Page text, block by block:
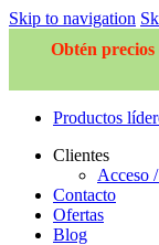
Skip to navigation
Obtén precios
Productos
Clientes
Acceso
Contacto
Ofertas
Blog